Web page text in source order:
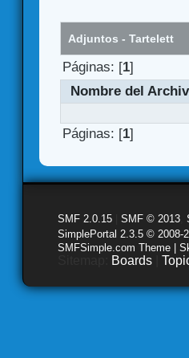
Adjuntos - Tartelett
Páginas: [1]
Nombre del
Páginas: [1]
SMF 2.0.15 SMF © 2013
SimplePortal 2.3.5 © 2008-
SMFSimple.com Theme |
Boards